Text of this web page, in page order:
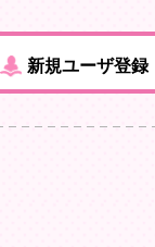
新規ユーザ登録